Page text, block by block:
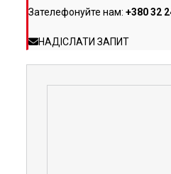
Зателефонуйте нам: +380 32
НАДІСЛАТИ ЗАПИТ